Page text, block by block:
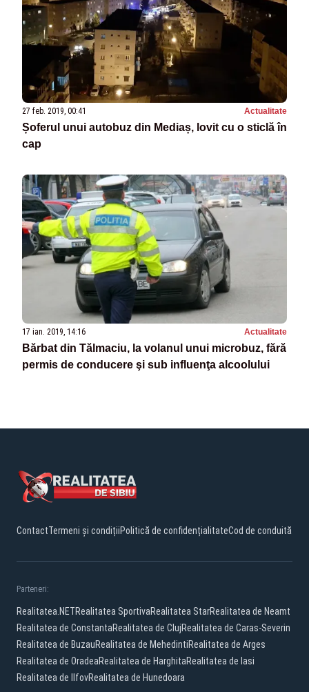
27 feb. 2019, 00:41 Actualitate
Șoferul unui autobuz din Mediaș, lovit cu o sticlă în
cap
17 ian. 2019, 14:16 Actualitate
Bărbat din Tălmaciu, la volanul unui microbuz, fără
permis de conducere şi sub influenţa alcoolului
ContactTermeni și condițiiPolitică de confidențialitateCod de conduită
Parteneri:
Realitatea.NETRealitatea SportivaRealitatea StarRealitatea de Neamt
Realitatea de ConstantaRealitatea de ClujRealitatea de Caras-Severin
Realitatea de BuzauRealitatea de MehedintiRealitatea de Arges
Realitatea de OradeaRealitatea de HarghitaRealitatea de Iasi
Realitatea de IlfovRealitatea de Hunedoara